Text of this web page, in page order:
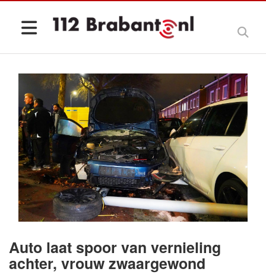
Auto laat spoor van vernieling
achter, vrouw zwaargewond